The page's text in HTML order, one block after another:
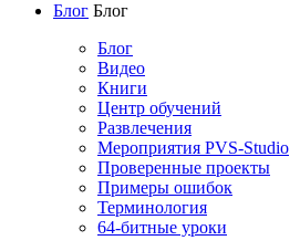
Блог Блог
Блог
Видео
Книги
Центр обучений
Развлечения
Мероприятия PVS-Studio
Проверенные проекты
Примеры ошибок
Терминология
64-битные уроки